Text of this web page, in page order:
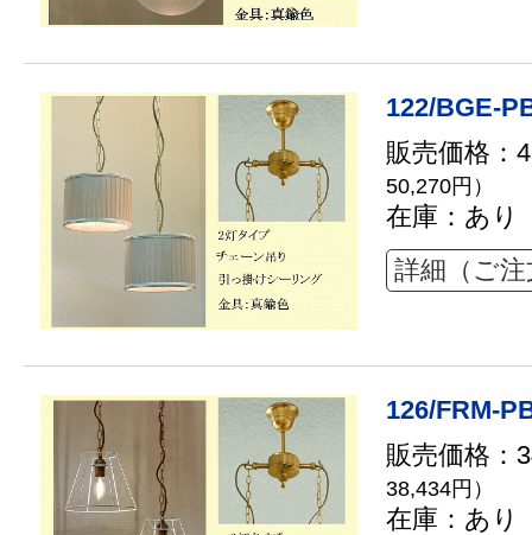
122/BGE-
販売価格：
50,270円）
在庫：あり
詳細（ご
126/FRM-
販売価格：
38,434円）
在庫：あり